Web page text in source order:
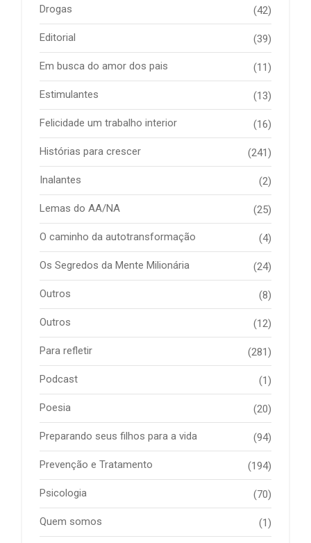
Drogas (42)
Editorial (39)
Em busca do amor dos pais (11)
Estimulantes (13)
Felicidade um trabalho interior (16)
Histórias para crescer (241)
Inalantes (2)
Lemas do AA/NA (25)
O caminho da autotransformação (4)
Os Segredos da Mente Milionária (24)
Outros (8)
Outros (12)
Para refletir (281)
Podcast (1)
Poesia (20)
Preparando seus filhos para a vida (94)
Prevenção e Tratamento (194)
Psicologia (70)
Quem somos (1)